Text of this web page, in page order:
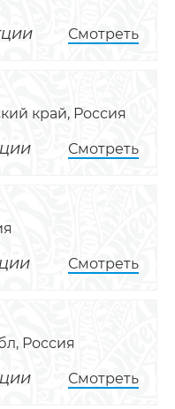
Смотреть
край, Россия
Смотреть
Смотреть
Россия
Смотреть